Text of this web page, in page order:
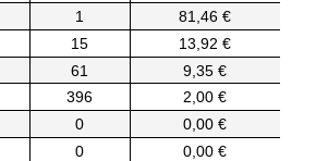
1
81,46 €
15
13,92 €
61
9,35 €
396
2,00 €
0
0,00 €
0
0,00 €